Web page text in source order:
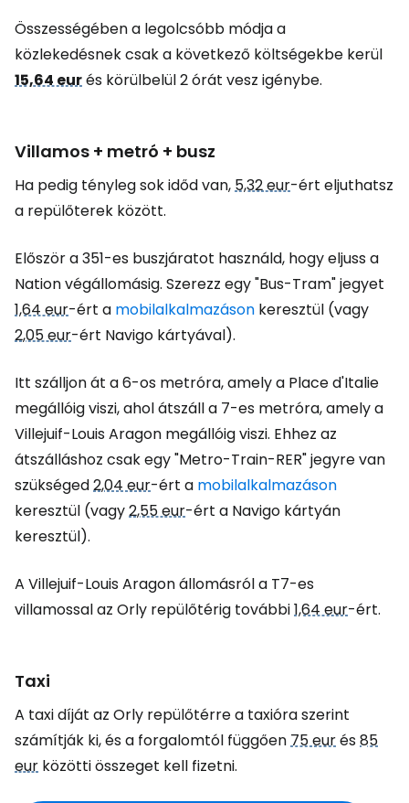
Összességében a legolcsóbb módja a
közlekedésnek csak a következő költségekbe kerül
15,64 eurés körülbelül 2 órát vesz igénybe.
Villamos + metró + busz
Ha pedig tényleg sok időd van,5,32 eur-ért eljuthatsz
a repülőterek között.
Először a 351-es buszjáratot használd, hogy eljuss a
Nation végállomásig. Szerezz egy "Bus-Tram" jegyet
1,64 eur-ért a mobilalkalmazáson keresztül (vagy
2,05 eur-ért Navigo kártyával).
Itt szálljon át a 6-os metróra, amely a Place d'Italie
megállóig viszi, ahol átszáll a 7-es metróra, amely a
Villejuif-Louis Aragon megállóig viszi. Ehhez az
átszálláshoz csak egy "Metro-Train-RER" jegyre van
szükséged2,04 eur-ért a mobilalkalmazáson
keresztül (vagy2,55 eur-ért a Navigo kártyán
keresztül).
A Villejuif-Louis Aragon állomásról a T7-es
villamossal az Orly repülőtérig további1,64 eur-ért.
Taxi
A taxi díját az Orly repülőtérre a taxióra szerint
számítják ki, és a forgalomtól függően75 eurés85
eur közötti összeget kell fizetni.